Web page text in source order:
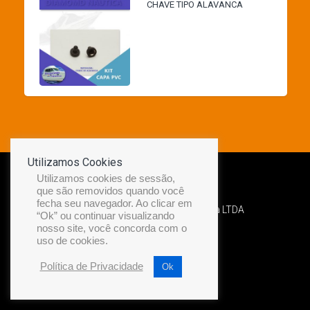
CHAVE TIPO ALAVANCA
Desenvolvido por Diamond Náutica LTDA
Utilizamos Cookies
Utilizamos cookies de sessão,
que são removidos quando você
fecha seu navegador. Ao clicar em
“Ok” ou continuar visualizando
nosso site, você concorda com o
uso de cookies.
Política de Privacidade Ok